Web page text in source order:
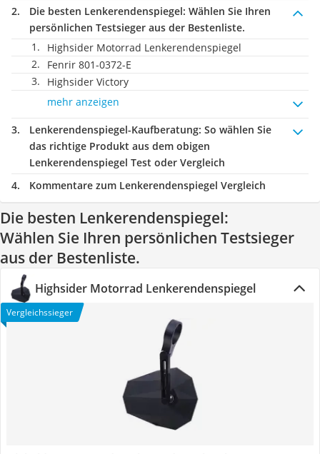
Die besten Lenkerendenspiegel: Wählen Sie Ihren
persönlichen Testsieger aus der Bestenliste.
Highsider Motorrad Lenkerendenspiegel
Fenrir 801-0372-E
Highsider Victory
mehr anzeigen
Lenkerendenspiegel-Kaufberatung: So wählen Sie
das richtige Produkt aus dem obigen
Lenkerendenspiegel Test oder Vergleich
Kommentare zum Lenkerendenspiegel Vergleich
Die besten Lenkerendenspiegel:
Wählen Sie Ihren persönlichen Testsieger
aus der Bestenliste.
Highsider Motorrad Lenkerendenspiegel
Vergleichssieger